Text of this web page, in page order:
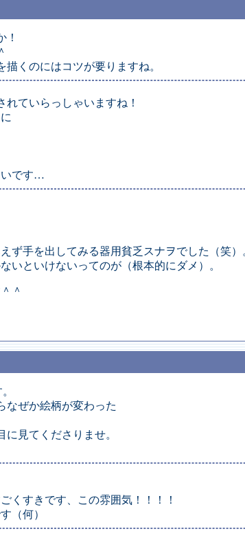
！
くのにはコツが要りますね。
ていらっしゃいますね！
いです…
ず手を出してみる器用貧乏スナヲでした（笑
いといけないってのが（根本的にダメ）。
＾
なぜか絵柄が変わった
見てくださりませ。
くすきです、この雰囲気！！！！
（何）